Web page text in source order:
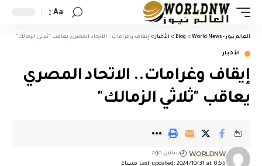
Aa
العالم نيوز - World News >
Blog
> الأخبار > إيقاف وغرامات.. الاتحاد المصري يعاقب "ثلاثي الزمالك"
الأخبار
إيقاف وغرامات.. الاتحاد المصري
يعاقب "ثلاثي الزمالك"
Last updated: 2024/10/31 at 8:55 مساءً
WORLDNW سنتين ago